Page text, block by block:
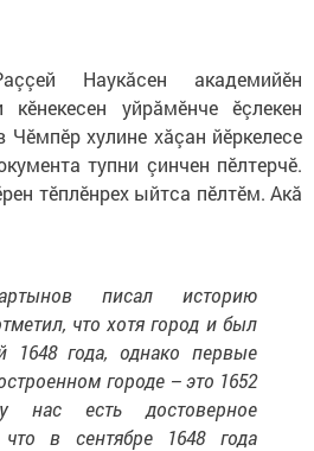
Наукăсен академийӗн
кӗнекесен уйрăмӗнче ӗçлекен
Чӗмпӗр хулине хăçан йӗркелесе
тупни çинчен пӗлтерчӗ.
тӗплӗнрех ыйтса пӗлтӗм. Акă
писал историю
что хотя город и был
1648 года, однако первые
городе – это 1652
нас есть достоверное
что в сентябре 1648 года